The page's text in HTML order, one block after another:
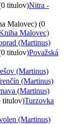
titulov)Nitra -
Malovec) (0
Malovec)
(Martinus)
titulov)Považská
(Martinus)
(Martinus)
(Martinus)
titulov)Turzovka
(Martinus)